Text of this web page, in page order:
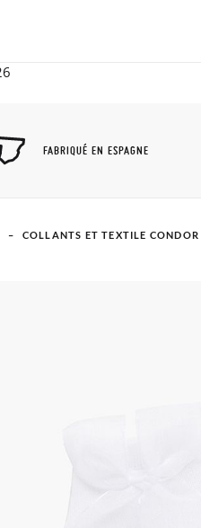
FABRIQUÉ EN ESPAGNE
COLLANTS ET TEXTILE CONDOR